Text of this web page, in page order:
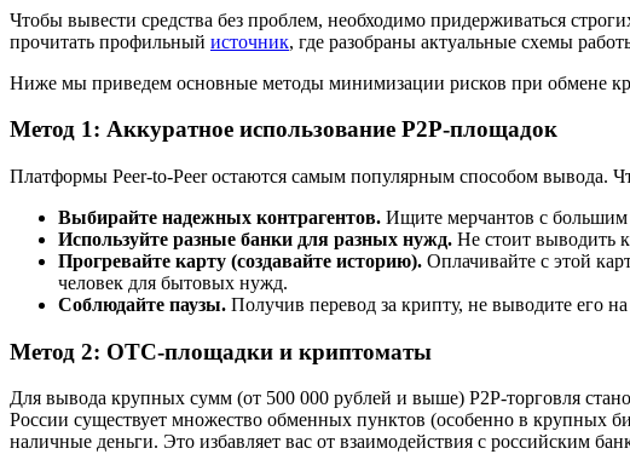
Чтобы вывести средства без проблем, необходимо придерживаться
прочитать профильный источник, где разобраны актуальные схемы
Ниже мы приведем основные методы минимизации рисков при обмене
Метод 1: Аккуратное использование P2P-площадок
Платформы Peer-to-Peer остаются самым популярным способом вывода.
Выбирайте надежных контрагентов. Ищите мерчантов с большим
Используйте разные банки для разных нужд. Не стоит выводить
Прогревайте карту (создавайте историю). Оплачивайте с этой
человек для бытовых нужд.
Соблюдайте паузы. Получив перевод за крипту, не выводите его
Метод 2: OTC-площадки и криптоматы
Для вывода крупных сумм (от 500 000 рублей и выше) P2P-торговля
России существует множество обменных пунктов (особенно в крупных
наличные деньги. Это избавляет вас от взаимодействия с российским